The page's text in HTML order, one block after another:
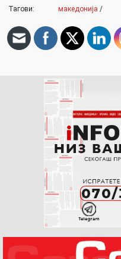
Тагови: македонија /